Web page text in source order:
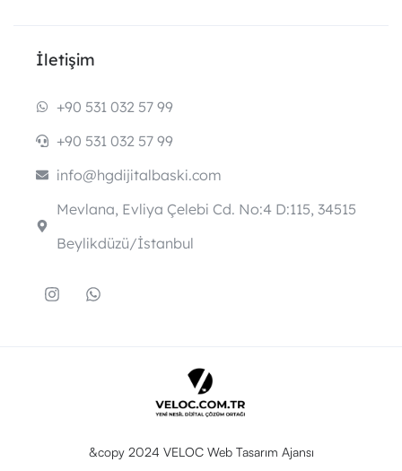
İletişim
+90 531 032 57 99
+90 531 032 57 99
info@hgdijitalbaski.com
Mevlana, Evliya Çelebi Cd. No:4 D:115, 34515
Beylikdüzü/İstanbul
&copy 2024 VELOC Web Tasarım Ajansı